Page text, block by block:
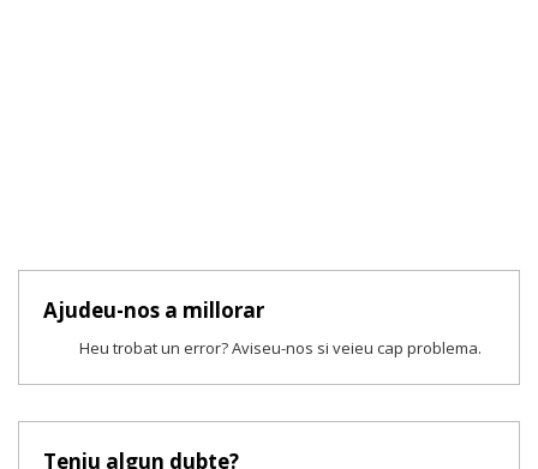
Ajudeu-nos a millorar
Heu trobat un error? Aviseu-nos si veieu cap problema.
Teniu algun dubte?